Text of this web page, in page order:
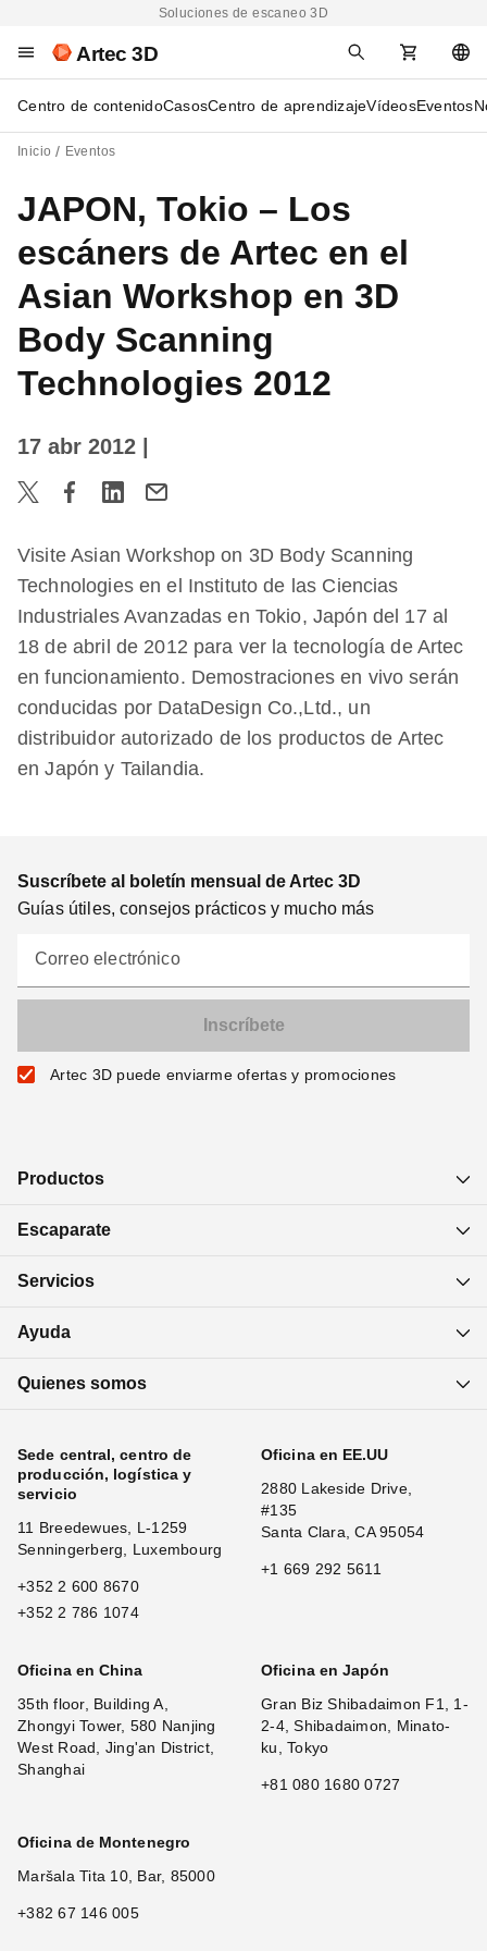
Soluciones de escaneo 3D
Artec 3D
Centro de contenidoCasosCentro de aprendizajeVídeosEventos
Inicio Eventos
JAPON, Tokio – Los
escáners de Artec en el
Asian Workshop en 3D
Body Scanning
Technologies 2012
17 abr 2012
Visite Asian Workshop on 3D Body Scanning
Technologies en el Instituto de las Ciencias
Industriales Avanzadas en Tokio, Japón del 17 al
18 de abril de 2012 para ver la tecnología de Artec
en funcionamiento. Demostraciones en vivo serán
conducidas por DataDesign Co.,Ltd., un
distribuidor autorizado de los productos de Artec
en Japón y Tailandia.
Suscríbete al boletín mensual de Artec 3D
Guías útiles, consejos prácticos y mucho más
Correo electrónico
Artec 3D puede enviarme ofertas y promociones
Productos
Escaparate
Servicios
Ayuda
Quienes somos
Sede central, centro de
producción, logística y
servicio
11 Breedewues, L-1259
Senningerberg, Luxembourg
+352 2 600 8670
+352 2 786 1074
Oficina en EE.UU
2880 Lakeside Drive,
#135
Santa Clara, CA 95054
+1 669 292 5611
Oficina en China
35th floor, Building A,
Zhongyi Tower, 580 Nanjing
West Road, Jing'an District,
Shanghai
Oficina en Japón
Gran Biz Shibadaimon F1, 1-
2-4, Shibadaimon, Minato-
ku, Tokyo
+81 080 1680 0727
Oficina de Montenegro
Maršala Tita 10, Bar, 85000
+382 67 146 005